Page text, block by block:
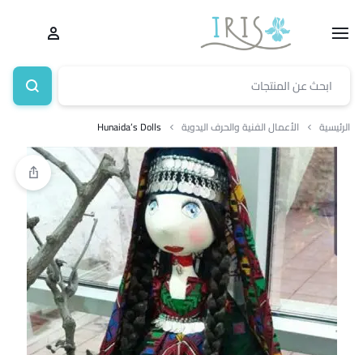
الرئيسية الأعمال الفنية والحرف اليدوية Hunaida’s Dolls